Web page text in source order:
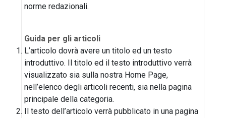
norme redazionali.
Guida per gli articoli
L’articolo dovrà avere un titolo ed un testo
introduttivo. Il titolo ed il testo introduttivo verrà
visualizzato sia sulla nostra Home Page,
nell’elenco degli articoli recenti, sia nella pagina
principale della categoria.
Il testo dell’articolo verrà pubblicato in una pagina